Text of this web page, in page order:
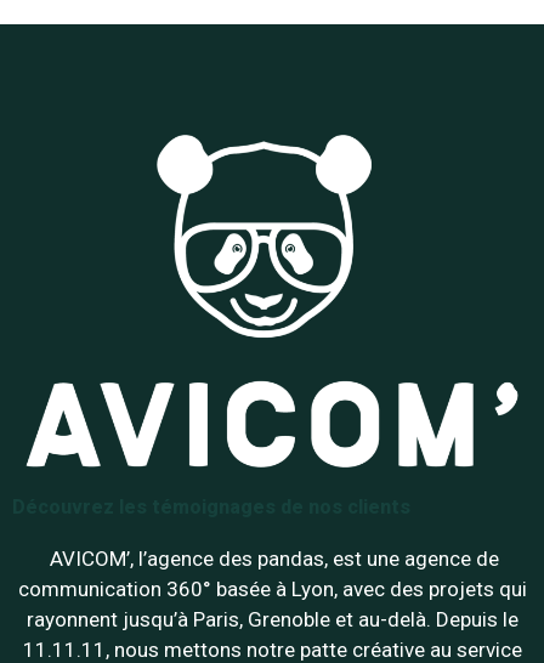
AVICOM’, l’agence des pandas, est une agence de
communication 360° basée à Lyon, avec des projets qui
rayonnent jusqu’à Paris, Grenoble et au-delà. Depuis le
11.11.11, nous mettons notre patte créative au service